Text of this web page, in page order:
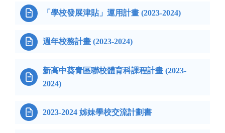
 「學校發展津貼」運用計畫 (2023-2024)
 週年校務計畫 (2023-2024)

新高中葵青區聯校體育科課程計畫 (2023-
2024)
 2023-2024 姊妹學校交流計劃書